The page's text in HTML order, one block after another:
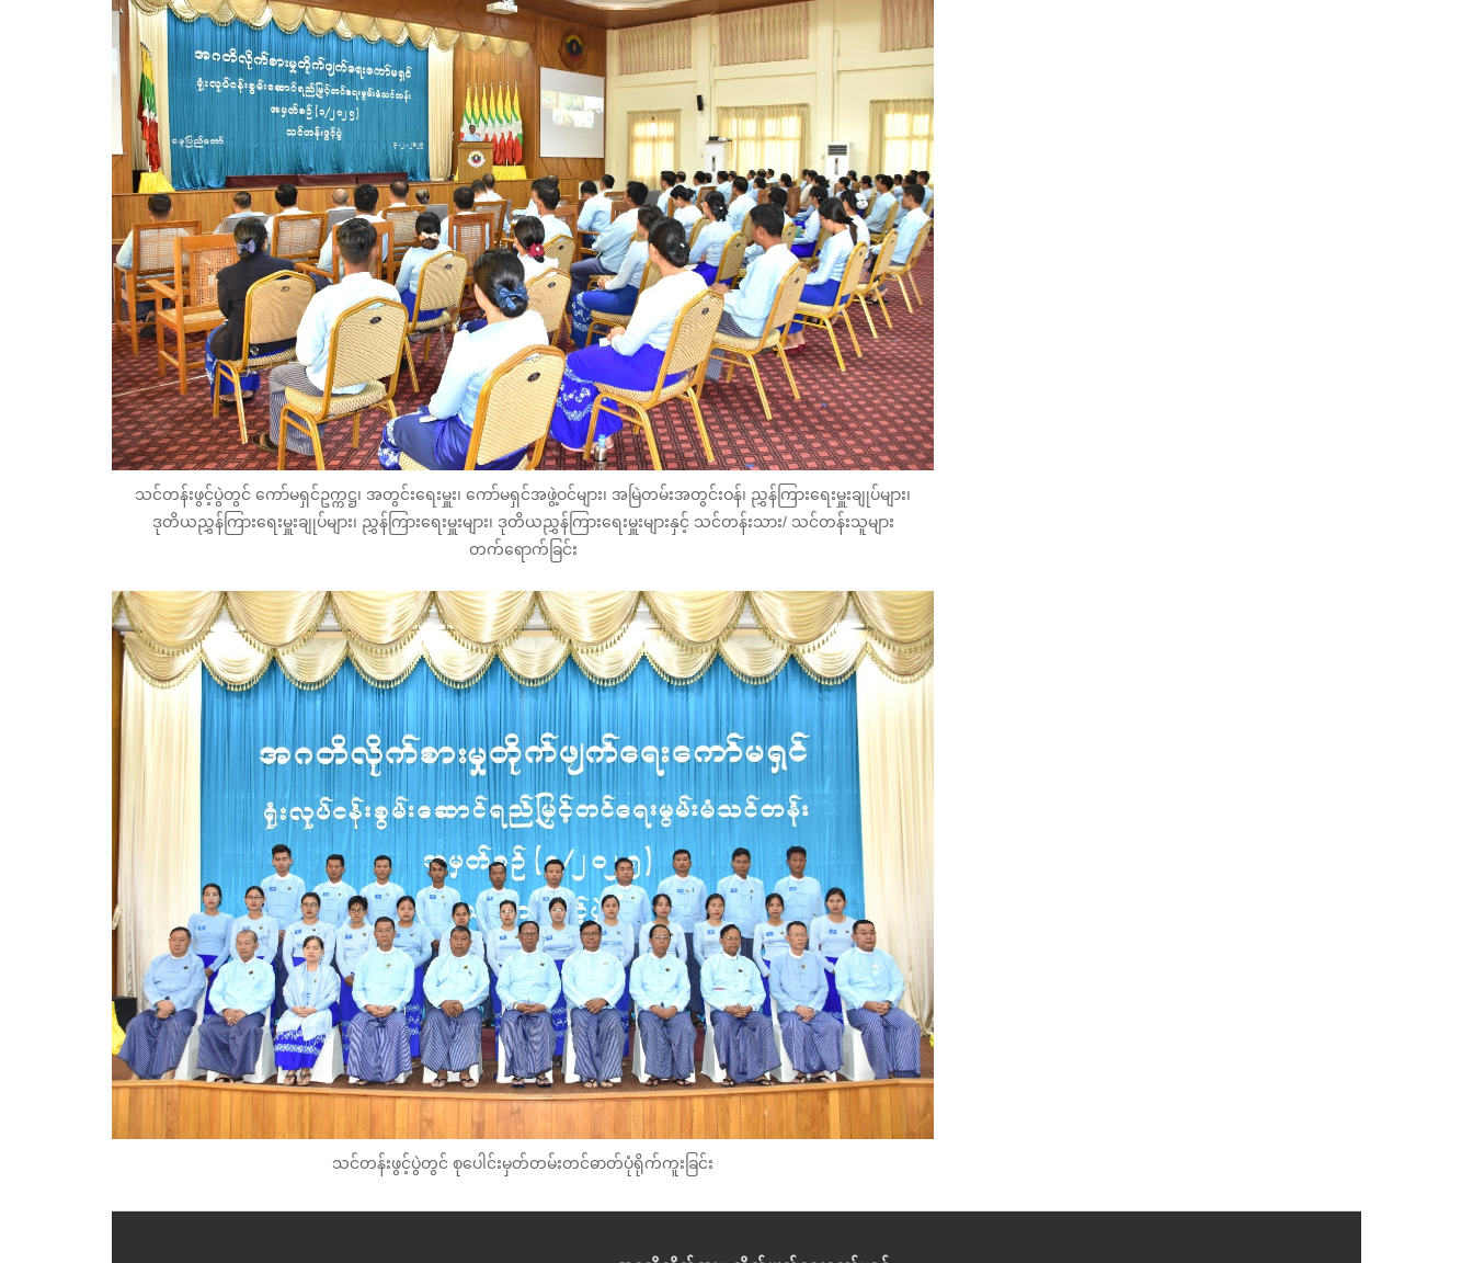
သင်တန်းဖွင့်ပွဲတွင် ကော်မရှင်ဥက္ကဋ္ဌ၊ အတွင်းရေးမှူး၊ ကော်မရှင်အဖွဲ့ဝင်များ၊ အမြဲတမ်းအတွင်းဝန်၊ ညွှန်ကြားရေးမှူးချုပ်များ၊
ဒုတိယညွှန်ကြားရေးမှူးချုပ်များ၊ ညွှန်ကြားရေးမှူးများ၊ ဒုတိယညွှန်ကြားရေးမှူးများနှင့် သင်တန်းသား/ သင်တန်းသူများ
တက်ရောက်ခြင်း
သင်တန်းဖွင့်ပွဲတွင် စုပေါင်းမှတ်တမ်းတင်ဓာတ်ပုံရိုက်ကူးခြင်း